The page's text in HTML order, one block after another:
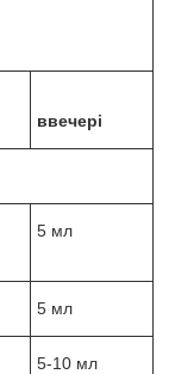
ввечері
5 мл
5 мл
5-10 мл